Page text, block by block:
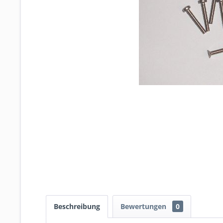
Beschreibung Bewertungen 0